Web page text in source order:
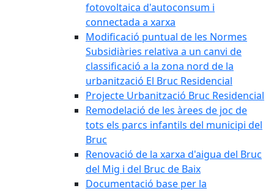
fotovoltaica d'autoconsum i
connectada a xarxa
Modificació puntual de les Normes
Subsidiàries relativa a un canvi de
classificació a la zona nord de la
urbanització El Bruc Residencial
Projecte Urbanització Bruc Residencial
Remodelació de les àrees de joc de
tots els parcs infantils del municipi del
Bruc
Renovació de la xarxa d'aigua del Bruc
del Mig i del Bruc de Baix
Documentació base per la